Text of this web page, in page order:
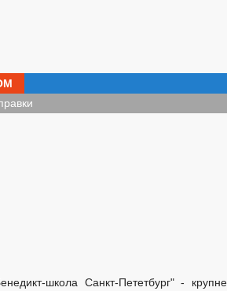
школа Санкт-Пететбург" -